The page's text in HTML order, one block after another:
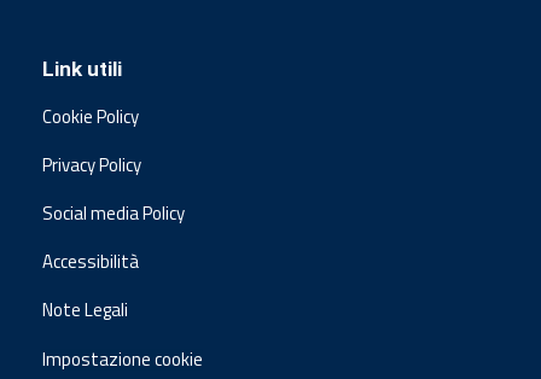
Link utili
Cookie Policy
Privacy Policy
Social media Policy
Accessibilità
Note Legali
Impostazione cookie